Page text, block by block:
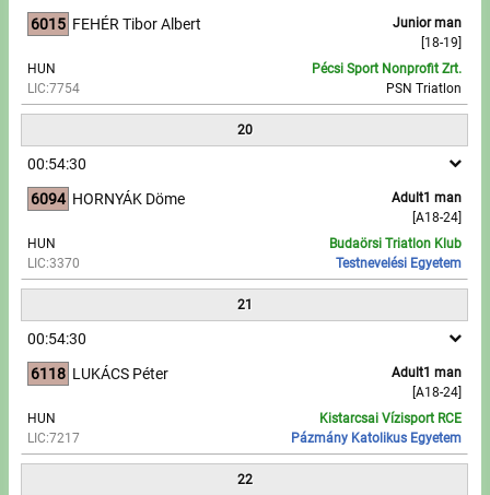
6015
Junior man
[18-19]
FEHÉR Tibor Albert
HUN
LIC:7754
Pécsi Sport Nonprofit Zrt.
PSN Triatlon
20
00:54:30
6094
Adult1 man
[A18-24]
HORNYÁK Döme
HUN
LIC:3370
Budaörsi Triatlon Klub
Testnevelési Egyetem
21
00:54:30
6118
Adult1 man
[A18-24]
LUKÁCS Péter
HUN
LIC:7217
Kistarcsai Vízisport RCE
Pázmány Katolikus Egyetem
22